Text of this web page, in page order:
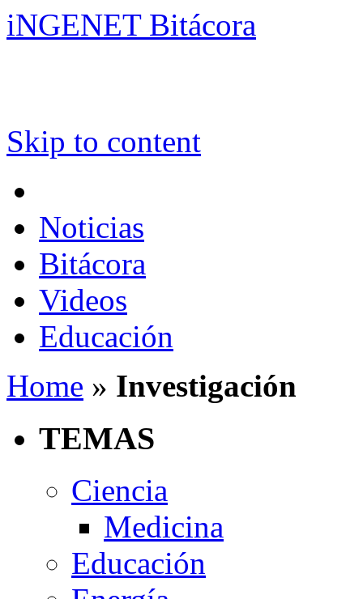
iNGENET Bitácora
Skip to content
Noticias
Bitácora
Videos
Educación
Home » Investigación
TEMAS
Ciencia
Medicina
Educación